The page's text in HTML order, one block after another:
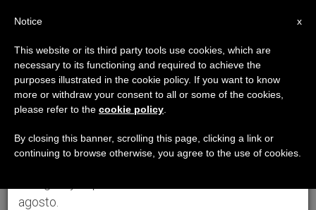
×
Aviso importante
Del 27 de julio al 7 de agosto haremos la pausa
anual, aprovechando que en el periodo de verano
se generan menos informaciones y también el
agosto.
x
Notice
This website or its third party tools use cookies, which are
necessary to its functioning and required to achieve the
purposes illustrated in the cookie policy. If you want to know
more or withdraw your consent to all or some of the cookies,
please refer to the cookie policy
By closing this banner, scrolling this page, clicking a link or
continuing to browse otherwise, you agree to the use of cookies.